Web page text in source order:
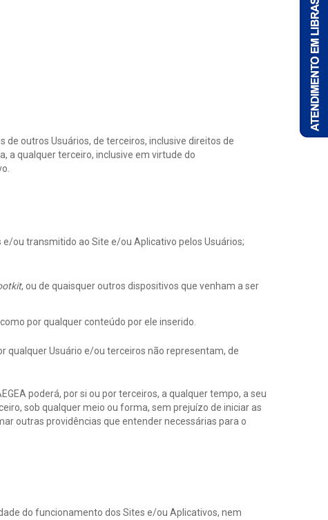
outros Usuários, de terceiros, inclusive direitos de
a qualquer terceiro, inclusive em virtude do
ou transmitido ao Site e/ou Aplicativo pelos Usuários;
, ou de quaisquer outros dispositivos que venham a ser
por qualquer conteúdo por ele inserido.
qualquer Usuário e/ou terceiros não representam, de
poderá, por si ou por terceiros, a qualquer tempo, a seu
sob qualquer meio ou forma, sem prejuízo de iniciar as
outras providências que entender necessárias para o
do funcionamento dos Sites e/ou Aplicativos, nem